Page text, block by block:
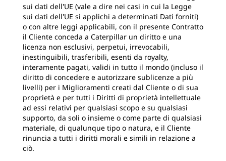
sui dati dell'UE (vale a dire nei casi in cui la Legge
sui dati dell'UE si applichi a determinati Dati forniti)
o con altre leggi applicabili, con il presente Contratto
il Cliente conceda a Caterpillar un diritto e una
licenza non esclusivi, perpetui, irrevocabili,
inestinguibili, trasferibili, esenti da royalty,
interamente pagati, validi in tutto il mondo (incluso il
diritto di concedere e autorizzare sublicenze a più
livelli) per i Miglioramenti creati dal Cliente o di sua
proprietà e per tutti i Diritti di proprietà intellettuale
ad essi relativi per qualsiasi scopo e su qualsiasi
supporto, da soli o insieme o come parte di qualsiasi
materiale, di qualunque tipo o natura, e il Cliente
rinuncia a tutti i diritti morali e simili in relazione a
ciò.